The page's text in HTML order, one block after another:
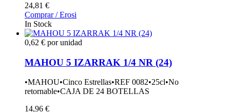
24,81 €
Comprar / Erosi
In Stock
0,62 € por unidad
MAHOU 5 IZARRAK 1/4 NR (24)
•MAHOU•Cinco Estrellas•REF 0082•25cl•No
retornable•CAJA DE 24 BOTELLAS
14,96 €